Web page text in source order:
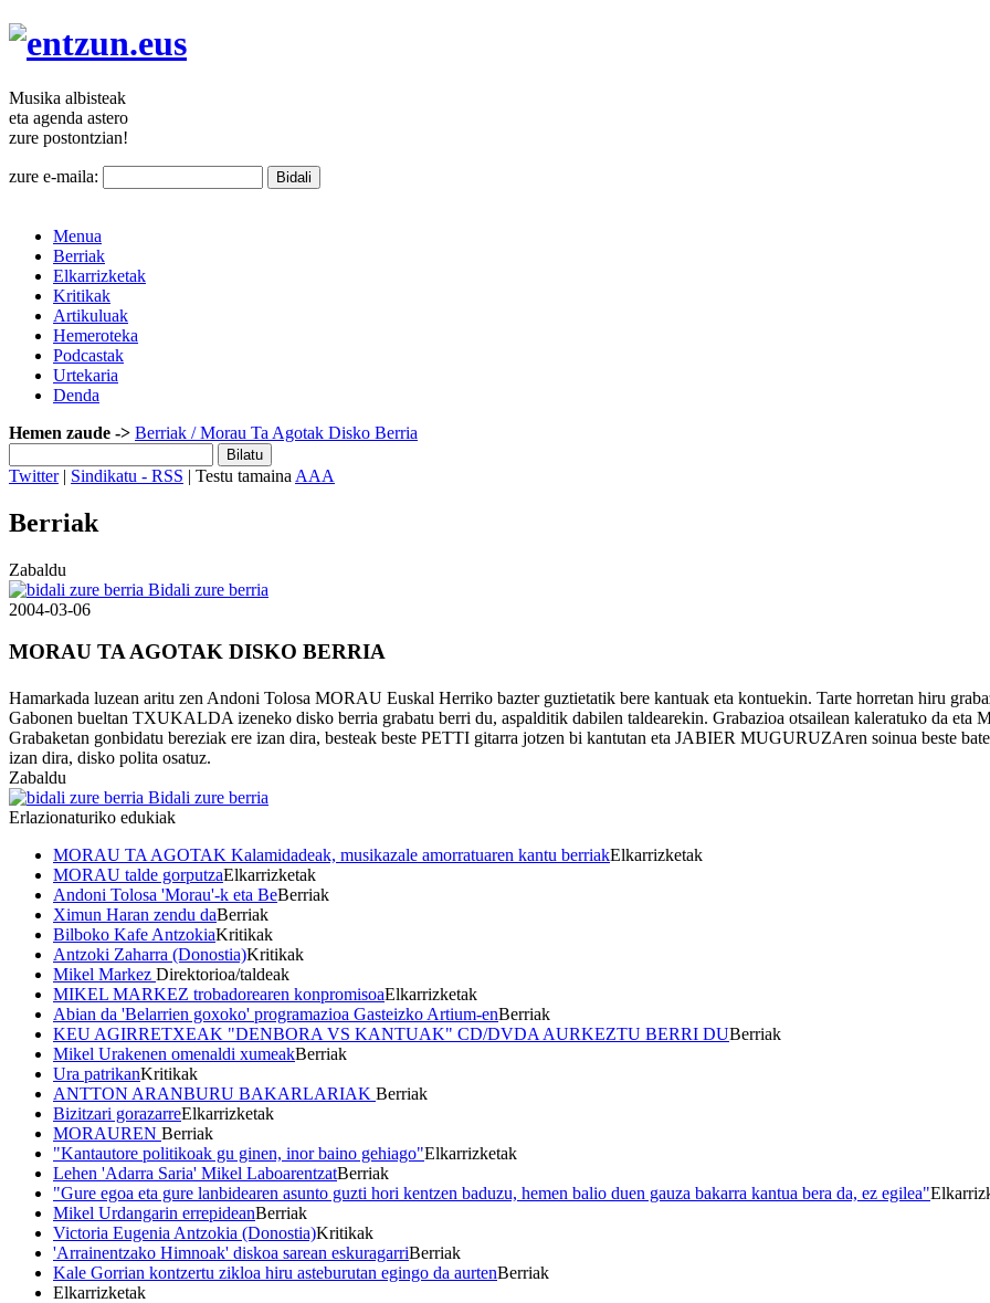
Musika albisteak
eta agenda astero
zure postontzian!
zure e-maila:
Menua
Berriak
Elkarrizketak
Kritikak
Artikuluak
Hemeroteka
Podcastak
Urtekaria
Denda
Hemen zaude -> Berriak / Morau Ta Agotak Disko Berria
Twitter| Sindikatu - RSS | Testu tamaina AAA
Berriak
Zabaldu
Bidali zure berria
2004-03-06
MORAU TA AGOTAK DISKO BERRIA
Hamarkada luzean aritu zen Andoni Tolosa MORAU Euskal Herriko bazter guztietatik bere kantuak eta kontuekin. Tarte horretan hiru
Gabonen bueltan TXUKALDA izeneko disko berria grabatu berri du, aspalditik dabilen taldearekin. Grabazioa otsailean kaleratuko da
Grabaketan gonbidatu bereziak ere izan dira, besteak beste PETTI gitarra jotzen bi kantutan eta JABIER MUGURUZAren soinua beste
izan dira, disko polita osatuz.
Zabaldu
Bidali zure berria
Erlazionaturiko edukiak
MORAU TA AGOTAK Kalamidadeak, musikazale amorratuaren kantu berriakElkarrizketak
MORAU talde gorputzaElkarrizketak
Andoni Tolosa 'Morau'-k eta BeBerriak
Ximun Haran zendu daBerriak
Bilboko Kafe AntzokiaKritikak
Antzoki Zaharra (Donostia)Kritikak
Mikel Markez Direktorioa/taldeak
MIKEL MARKEZ trobadorearen konpromisoaElkarrizketak
Abian da 'Belarrien goxoko' programazioa Gasteizko Artium-enBerriak
KEU AGIRRETXEAK "DENBORA VS KANTUAK" CD/DVDA AURKEZTU BERRI DUBerriak
Mikel Urakenen omenaldi xumeakBerriak
Ura patrikanKritikak
ANTTON ARANBURU BAKARLARIAK Berriak
Bizitzari gorazarreElkarrizketak
MORAUREN Berriak
"Kantautore politikoak gu ginen, inor baino gehiago"Elkarrizketak
Lehen 'Adarra Saria' Mikel LaboarentzatBerriak
"Gure egoa eta gure lanbidearen asunto guzti hori kentzen baduzu, hemen balio duen gauza bakarra kantua bera da, ez egilea"
Mikel Urdangarin errepideanBerriak
Victoria Eugenia Antzokia (Donostia)Kritikak
'Arrainentzako Himnoak' diskoa sarean eskuragarriBerriak
Kale Gorrian kontzertu zikloa hiru asteburutan egingo da aurtenBerriak
Elkarrizketak